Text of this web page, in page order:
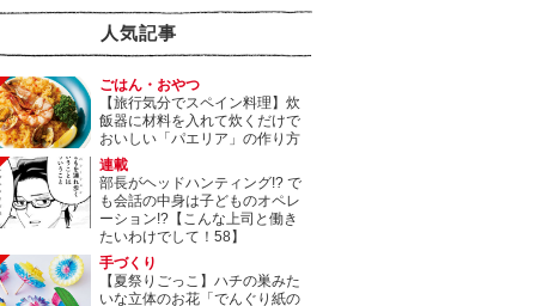
人気記事
ごはん・おやつ
【旅行気分でスペイン料理】炊
飯器に材料を入れて炊くだけで
おいしい「パエリア」の作り方
連載
部長がヘッドハンティング!? で
も会話の中身は子どものオペレ
ーション!?【こんな上司と働き
たいわけでして！58】
手づくり
【夏祭りごっこ】ハチの巣みた
いな立体のお花「でんぐり紙の